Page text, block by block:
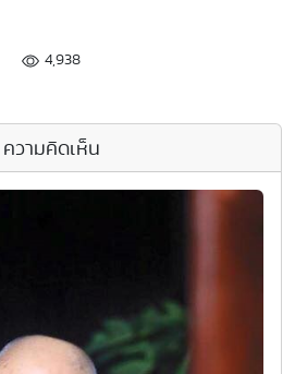
4,938
ความคิดเห็น